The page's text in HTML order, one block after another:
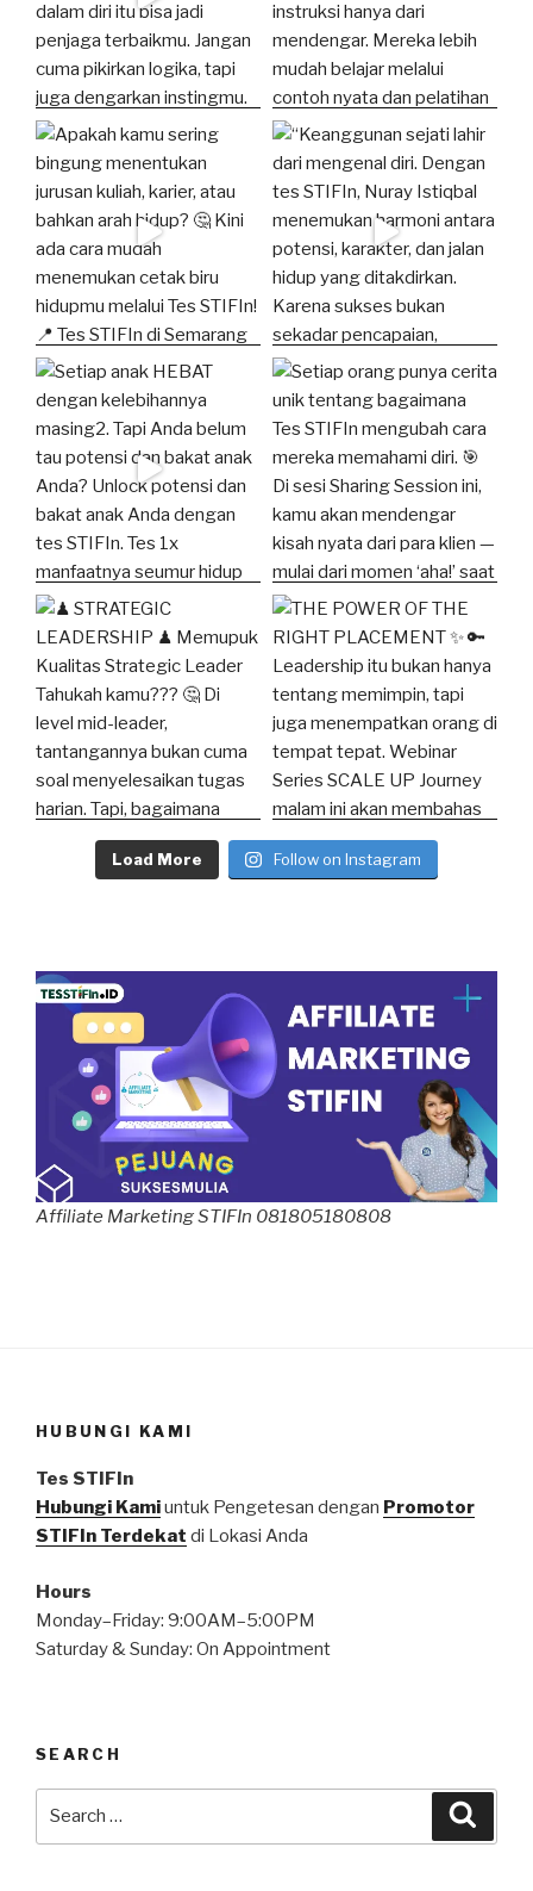
Load More Follow on Instagram
Affiliate Marketing STIFIn 081805180808
HUBUNGI KAMI
Tes STIFIn
Hubungi Kamiuntuk Pengetesan dengan Promotor
STIFIn Terdekat di Lokasi Anda
Hours
Monday–Friday: 9:00AM–5:00PM
Saturday & Sunday: On Appointment
SEARCH